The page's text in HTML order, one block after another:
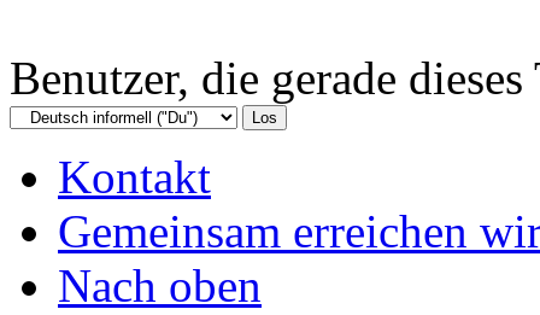
Benutzer, die gerade
Kontakt
Gemeinsam erreichen
Nach oben